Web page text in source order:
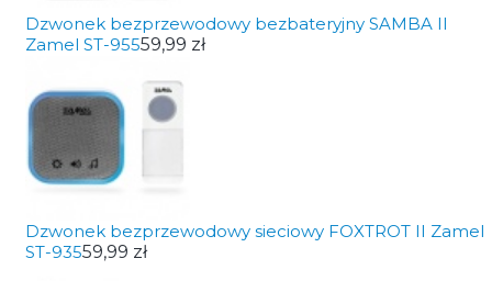
Dzwonek bezprzewodowy bezbateryjny SAMBA II
Zamel ST-95559,99 zł
Dzwonek bezprzewodowy sieciowy FOXTROT II Zamel
ST-93559,99 zł